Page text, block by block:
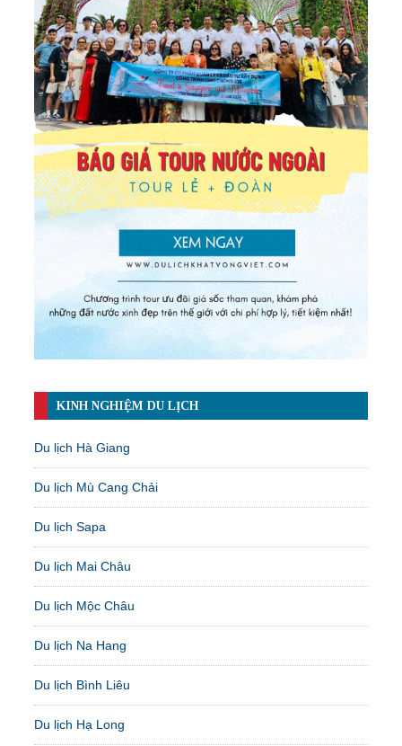
KINH NGHIỆM DU LỊCH
Du lịch Hà Giang
Du lịch Mù Cang Chải
Du lịch Sapa
Du lịch Mai Châu
Du lịch Mộc Châu
Du lịch Na Hang
Du lịch Bình Liêu
Du lịch Hạ Long